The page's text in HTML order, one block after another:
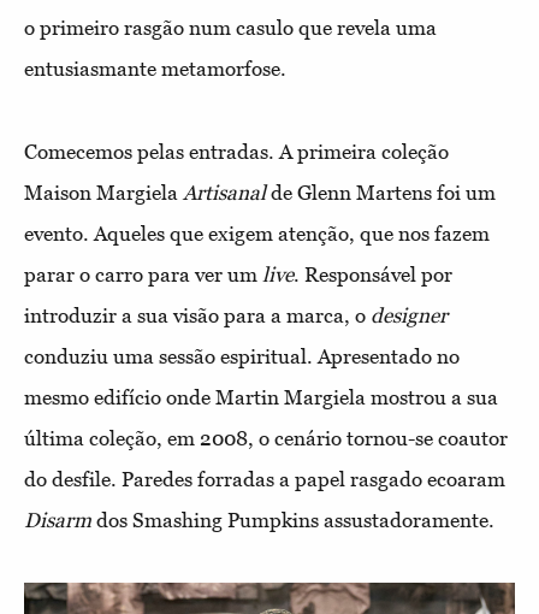
o primeiro rasgão num casulo que revela uma
entusiasmante metamorfose.
Comecemos pelas entradas. A primeira coleção
Maison MargielaArtisanalde Glenn Martens foi um
evento. Aqueles que exigem atenção, que nos fazem
parar o carro para ver um live. Responsável por
introduzir a sua visão para a marca, o designer
conduziu uma sessão espiritual. Apresentado no
mesmo edifício onde Martin Margiela mostrou a sua
última coleção, em 2008, o cenário tornou-se coautor
do desfile. Paredes forradas a papel rasgado ecoaram
Disarm dos Smashing Pumpkins assustadoramente.